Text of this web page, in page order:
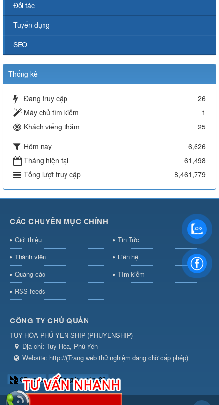
Đối tác
Tuyển dụng
SEO
Thống kê
Đang truy cập
26
Máy chủ tìm kiếm
1
Khách viếng thăm
25
Hôm nay
6,626
Tháng hiện tại
61,498
Tổng lượt truy cập
8,461,779
CÁC CHUYÊN MỤC CHÍNH
Giới thiệu
Tin Tức
Thành viên
Liên hệ
Quảng cáo
Tìm kiếm
RSS-feeds
CÔNG TY CHỦ QUẢN
TUY HÒA PHÚ YÊN SHIP (PHUYENSHIP)
Địa chỉ: Tuy Hòa, Phú Yên
Website: http://(Trang web thử nghiệm đang chờ cấp phép)
QR-code Đang truy cập: 26